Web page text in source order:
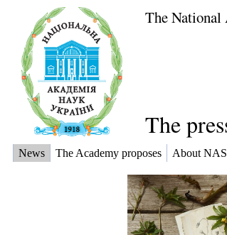
The National
The
News The Academy proposes About